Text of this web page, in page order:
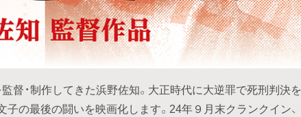
督・制作してきた浜野佐知。大正時代に大逆罪で死刑判決を
子の最後の闘いを映画化します。24年９月末クランクイン、